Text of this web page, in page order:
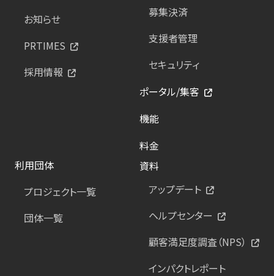
お知らせ
PRTIMES
採用情報
募集決済
支援者管理
セキュリティ
ポータル/集客
機能
料金
利用団体
プロジェクト一覧
団体一覧
資料
アップデート
ヘルプセンター
顧客満足度調査（NPS）
インパクトレポート